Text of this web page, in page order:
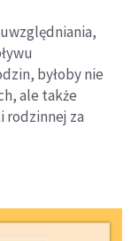
byłoby nie
ale także
rodzinnej za